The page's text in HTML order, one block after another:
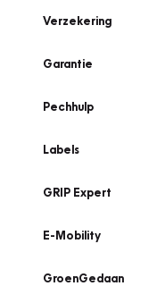
Verzekering
Garantie
Pechhulp
Labels
GRIP Expert
E-Mobility
GroenGedaan